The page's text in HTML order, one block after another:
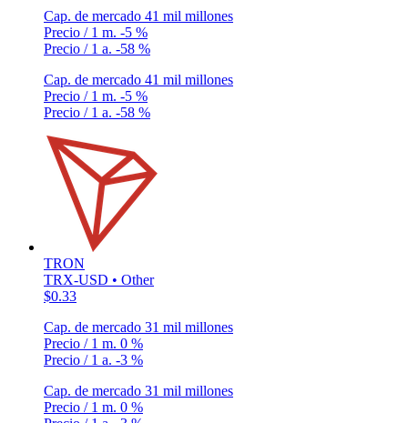
Cap. de mercado 41 mil millones
Precio / 1 m. -5 %
Precio / 1 a. -58 %
Cap. de mercado 41 mil millones
Precio / 1 m. -5 %
Precio / 1 a. -58 %
TRON
TRX-USD • Other
$0.33
Cap. de mercado 31 mil millones
Precio / 1 m. 0 %
Precio / 1 a. -3 %
Cap. de mercado 31 mil millones
Precio / 1 m. 0 %